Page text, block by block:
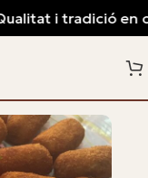
i tradició en